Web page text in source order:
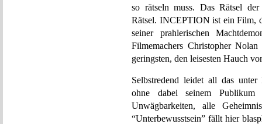
so rätseln muss. Das Rätsel
Rätsel. INCEPTION ist ein Film,
seiner prahlerischen
Filmemachers Christopher
geringsten, den leisesten Hauch
Selbstredend leidet all das unter
ohne dabei seinem
Unwägbarkeiten, alle
“Unterbewusstsein” fällt hier